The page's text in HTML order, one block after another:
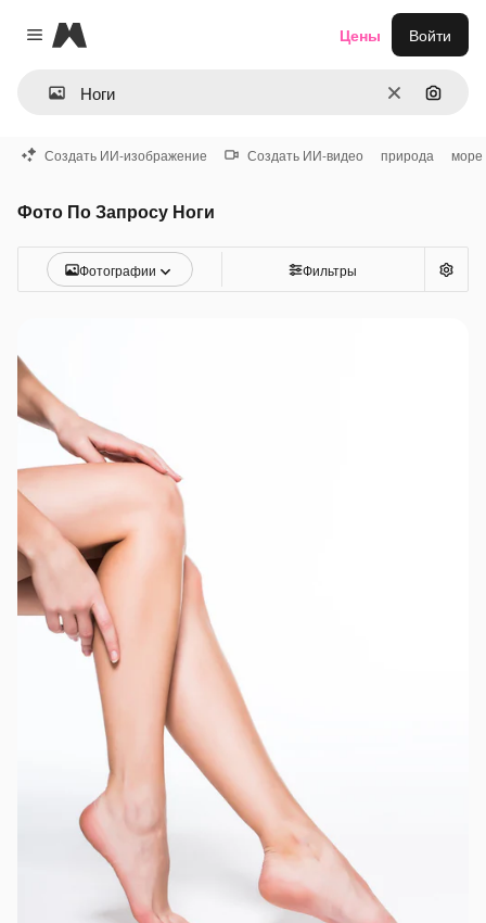
Close menu
Magnific
ОчиститьПоиск
Цены Войти
Создать ИИ-изображение Создать ИИ-видео природа море
Фото По Запросу Ноги
Фотографии Фильтры